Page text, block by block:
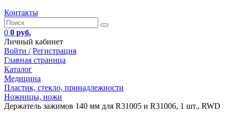
Контакты
0 0 руб.
Личный кабинет
Войти / Регистрация
Главная страница
Каталог
Медицина
Пластик, стекло, принадлежности
Ножницы, ножи
Держатель зажимов 140 мм для R31005 и R31006, 1 шт., RWD